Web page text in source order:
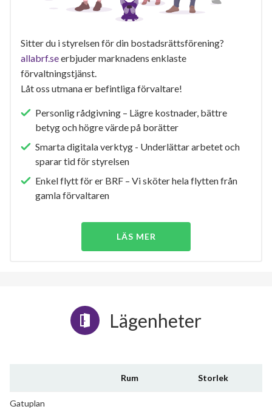
Sitter du i styrelsen för din bostadsrättsförening?
allabrf.seerbjuder marknadens enklaste
förvaltningstjänst.
Låt oss utmana er befintliga förvaltare!
Personlig rådgivning – Lägre kostnader, bättre
betyg och högre värde på borätter
Smarta digitala verktyg - Underlättar arbetet och
sparar tid för styrelsen
Enkel flytt för er BRF – Vi sköter hela flytten från
gamla förvaltaren
LÄS MER
Lägenheter
Rum Storlek
Gatuplan